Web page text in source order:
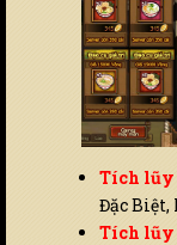
Tích lũy
Đặc Biệt,
Tích lũy